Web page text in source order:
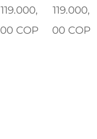
119.000,
00COP
119.000,
00COP